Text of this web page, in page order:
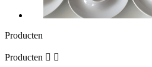
Producten
Producten  